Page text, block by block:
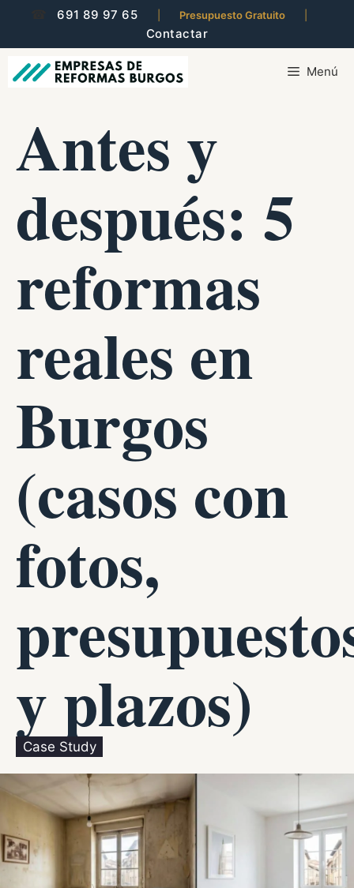
contenido
691 89 97 65 Presupuesto Gratuito
Contactar
Menú
Antes y
después: 5
reformas
reales en
Burgos
(casos con
fotos,
y plazos)
Case Study